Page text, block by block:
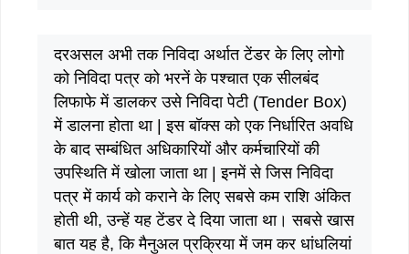
दरअसल अभी तक निविदा अर्थात टेंडर के लिए लोगो
को निविदा पत्र को भरनें के पश्चात एक सीलबंद
लिफाफे में डालकर उसे निविदा पेटी (Tender Box)
में डालना होता था | इस बॉक्स को एक निर्धारित अवधि
के बाद सम्बंधित अधिकारियों और कर्मचारियों की
उपस्थिति में खोला जाता था | इनमें से जिस निविदा
पत्र में कार्य को कराने के लिए सबसे कम राशि अंकित
होती थी, उन्हें यह टेंडर दे दिया जाता था। सबसे खास
बात यह है, कि मैनुअल प्रक्रिया में जम कर धांधलियां